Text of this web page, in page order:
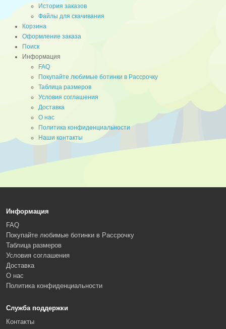
История заказов
Файлы для скачивания
Корзина
Оформление заказа
Поиск
Информация
FAQ
Покупайте любимые ботинки в Рассрочку
Таблица размеров
Условия соглашения
Доставка
О нас
Политика конфиденциальности
Наши контакты
Информация
FAQ
Покупайте любимые ботинки в Рассрочку
Таблица размеров
Условия соглашения
Доставка
О нас
Политика конфиденциальности
Служба поддержки
Контакты